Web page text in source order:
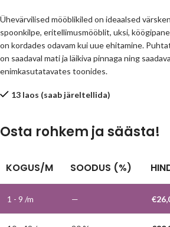
Ühevärvilised mööblikiled on ideaalsed
spoonkilpe, eritellimusmööblit, uksi,
on kordades odavam kui uue ehitamine.
on saadaval mati ja läikiva pinnaga ning
enimkasutatavates toonides.
13 laos (saab järeltellida)
Osta rohkem ja säästa!
KOGUS/M SOODUS (%)
1 - 9 /m — €